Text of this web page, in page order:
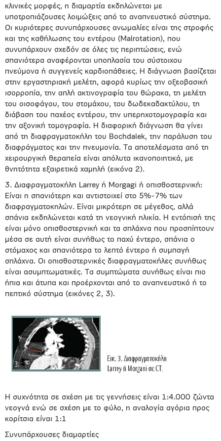
κλινικές μορφές, η διαμαρτία εκδηλώνεται με
υποτροπιάζουσες λοιμώξεις από το αναπνευστικό σύστημα.
Οι κυριότερες συνυπάρχουσες ανωμαλίες είναι της στροφής
και της καθήλωσης του εντέρου (Malrotation), που
συνυπάρχουν σχεδόν σε όλες τις περιπτώσεις, ενώ
σπανιότερα αναφέρονται υποπλασία του σύστοιχου
πνεύμονα ή συγγενείς καρδιοπάθειες. Η διάγνωση βασίζεται
στην εργαστηριακή μελέτη, αφορά κυρίως την οξεοβασική
ισορροπία, την απλή ακτινογραφία του θώρακα, τη μελέτη
του οισοφάγου, του στομάχου, του δωδεκαδακτύλου, τη
διάβαση του παχέος εντέρου, την υπερηχοτομογραφία και
την αξονική τομογραφία. Η διαφορική διάγνωση θα γίνει
από τη διαφραγματοκήλη του Bochdalek, την παράλυση του
διαφράγματος και την πνευμονία. Τα αποτελέσματα από τη
χειρουργική θεραπεία είναι απόλυτα ικανοποιητικά, με
θνητότητα εξαιρετικά χαμηλή (εικόνα 2).
3. Διαφραγματοκήλη Larrey ή Morgagi ή οπισθοστερνική:
Είναι η σπανιότερη και αντιστοιχεί στο 5%-7% των
διαφραγματοκηλών. Είναι μικρότερη σε μέγεθος, αλλά
σπάνια εκδηλώνεται κατά τη νεογνική ηλικία. Η εντόπισή της
είναι μόνο οπισθοστερνική και τα σπλάχνα που προσπίπτουν
μέσα σε αυτή είναι συνήθως το παχύ έντερο, σπάνια ο
στόμαχος και σπανιότερα το λεπτό έντερο ή συμπαγή
σπλάχνα. Οι οπισθοστερνικές διαφραγματοκήλες συνήθως
είναι ασυμπτωματικές. Τα συμπτώματα συνήθως είναι πιο
ήπια και άτυπα και προέρχονται από το αναπνευστικό ή το
πεπτικό σύστημα (εικόνες 2, 3).
Η συχνότητα σε σχέση με τις γεννήσεις είναι 1:4.000 ζώντα
νεογνά ενώ σε σχέση με το φύλο, η αναλογία αγόρια προς
κορίτσια είναι 1:1
Συνυπάρχουσες διαμαρτίες